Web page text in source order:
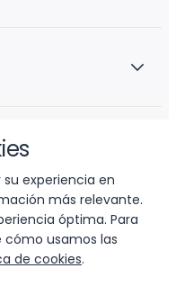
experiencia en
más relevante.
óptima. Para
usamos las
de cookies.